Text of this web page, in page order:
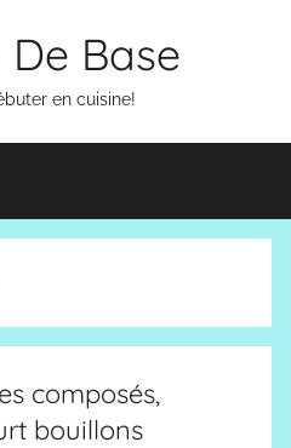
De Base
en cuisine!
composés,
bouillons